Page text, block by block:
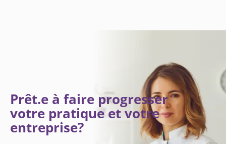
Prêt.e à faire progresser
votre pratique et votre
entreprise?